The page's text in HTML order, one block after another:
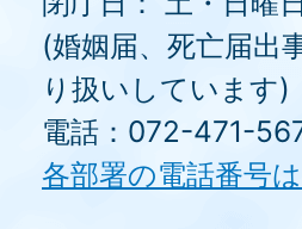
(婚姻届、死亡届出
り扱いしています)
電話：072-471-
各部署の電話番号